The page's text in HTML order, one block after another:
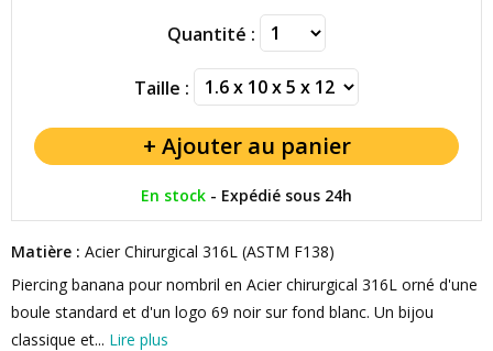
Quantité :
Taille :
En stock - Expédié sous 24h
Matière : Acier Chirurgical 316L (ASTM F138)
Piercing banana pour nombril en Acier chirurgical 316L orné d'une
boule standard et d'un logo 69 noir sur fond blanc. Un bijou
classique et... Lire plus